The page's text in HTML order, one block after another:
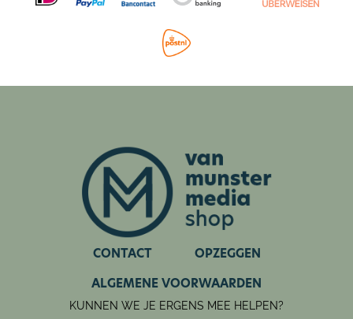
CONTACT
OPZEGGEN
ALGEMENE VOORWAARDEN
KUNNEN WE JE ERGENS MEE HELPEN?